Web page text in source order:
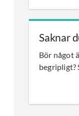
Saknar
Bör något
begripligt?